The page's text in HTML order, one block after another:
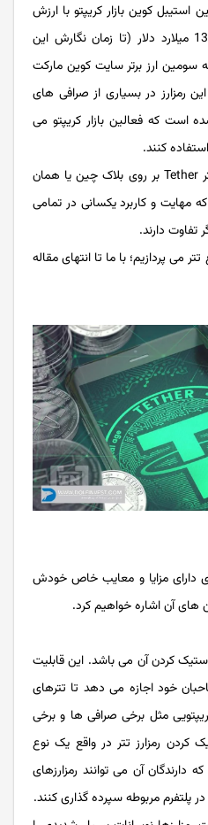
استیبل کوین بازار کریپتو با ارزش
بازار (Market Cap) بیش از 130 میلارد دلار (تا زمان نگارش این
سومین ارز برتر سایت کوین مارکت
رمزارز در بسیاری از صرافی های
است که فعالین بازار کریپتو می
کنند.
همان طور که گفته شد، انواع تتر Tether بر روی بلاک چین یا همان
و کاربرد یکسانی در تمامی
تفاوت دارند.
می پردازیم؛ با ما تا انتهای مقاله
دارای مزایا و معایب خاص خودش
های آن اشاره خواهیم کرد.
استیک کردن آن می باشد. این قابلیت
خود اجازه می دهد تا تترهای
مثل برخی صرافی ها و برخی
رمزارز تتر در واقع یک نوع
آن می توانند رمزارزهای
پلتفرم مربوطه سپرده گذاری کنند.